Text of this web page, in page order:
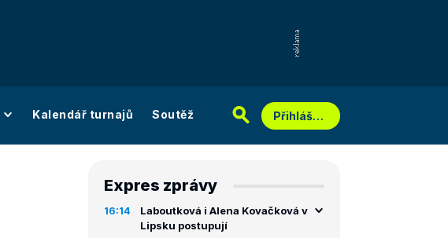
Kalendář turnajů Soutěž Přihlášení
Expres zprávy
16:14
Laboutková i Alena Kovačková v
Lipsku postupují